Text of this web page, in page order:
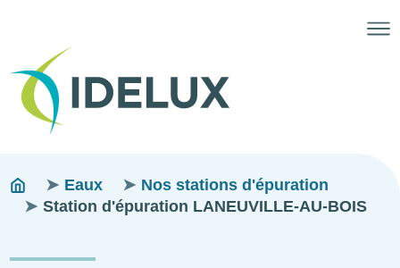
Fils
d'ariane
You
are
Eaux
Nos stations d'épuration
Station d'épuration LANEUVILLE-AU-BOIS